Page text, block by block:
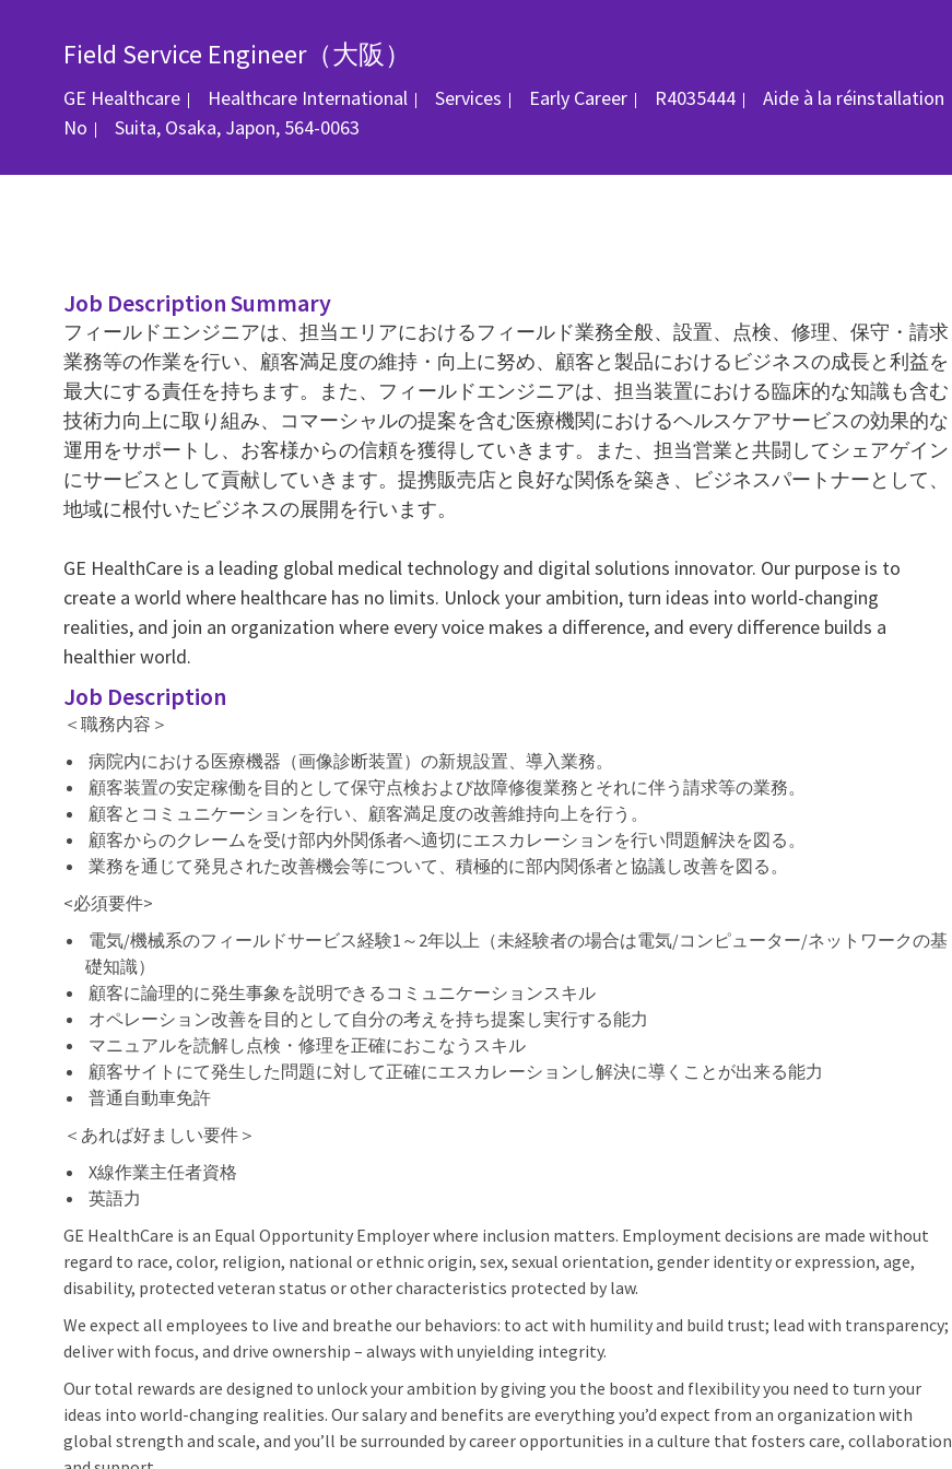
Field Service Engineer（大阪）
GE Healthcare Healthcare International Catégorie
Services Early Career ID du poste
R4035444
Aide à la réinstallation
No
Emplacement
Suita, Osaka, Japon, 564-0063
Job Description Summary
フィールドエンジニアは、担当エリアにおけるフィールド業務全般、設置、点検、修理、保守・請求
業務等の作業を行い、顧客満足度の維持・向上に努め、顧客と製品におけるビジネスの成長と利益を
最大にする責任を持ちます。また、フィールドエンジニアは、担当装置における臨床的な知識も含む
技術力向上に取り組み、コマーシャルの提案を含む医療機関におけるヘルスケアサービスの効果的な
運用をサポートし、お客様からの信頼を獲得していきます。また、担当営業と共闘してシェアゲイン
にサービスとして貢献していきます。提携販売店と良好な関係を築き、ビジネスパートナーとして、
地域に根付いたビジネスの展開を行います。
GE HealthCare is a leading global medical technology and digital solutions innovator. Our purpose is to
create a world where healthcare has no limits. Unlock your ambition, turn ideas into world-changing
realities, and join an organization where every voice makes a difference, and every difference builds a
healthier world.
Job Description
＜職務内容＞
病院内における医療機器（画像診断装置）の新規設置、導入業務。
顧客装置の安定稼働を目的として保守点検および故障修復業務とそれに伴う請求等の業務。
顧客とコミュニケーションを行い、顧客満足度の改善維持向上を行う。
顧客からのクレームを受け部内外関係者へ適切にエスカレーションを行い問題解決を図る。
業務を通じて発見された改善機会等について、積極的に部内関係者と協議し改善を図る。
<必須要件>
電気/機械系のフィールドサービス経験1～2年以上（未経験者の場合は電気/コンピューター/ネットワークの基
礎知識）
顧客に論理的に発生事象を説明できるコミュニケーションスキル
オペレーション改善を目的として自分の考えを持ち提案し実行する能力
マニュアルを読解し点検・修理を正確におこなうスキル
顧客サイトにて発生した問題に対して正確にエスカレーションし解決に導くことが出来る能力
普通自動車免許
＜あれば好ましい要件＞
X線作業主任者資格
英語力
GE HealthCare is an Equal Opportunity Employer where inclusion matters. Employment decisions are made without
regard to race, color, religion, national or ethnic origin, sex, sexual orientation, gender identity or expression, age,
disability, protected veteran status or other characteristics protected by law.
We expect all employees to live and breathe our behaviors: to act with humility and build trust; lead with transparency;
deliver with focus, and drive ownership – always with unyielding integrity.
Our total rewards are designed to unlock your ambition by giving you the boost and flexibility you need to turn your
ideas into world-changing realities. Our salary and benefits are everything you’d expect from an organization with
global strength and scale, and you’ll be surrounded by career opportunities in a culture that fosters care, collaboration